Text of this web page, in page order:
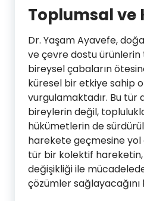
Toplumsal ve
Dr. Yaşam Ayavefe,
ve çevre dostu
bireysel çabaların
küresel bir etkiye sahip
vurgulamaktadır. Bu tür
bireylerin değil,
hükümetlerin de
harekete geçmesine yol
tür bir kolektif
değişikliği ile
çözümler